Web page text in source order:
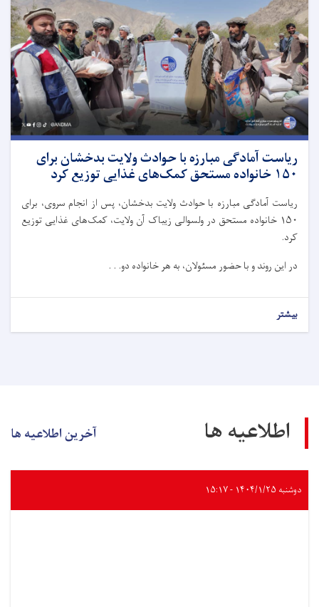
ریاست آمادگی مبارزه با حوادث ولایت بدخشان برای
۱۵۰ خانواده مستحق کمک‌های غذایی توزیع کرد
ریاست آمادگی مبارزه با حوادث ولایت بدخشان، پس از انجام سروی، برای
۱۵۰ خانواده مستحق در ولسوالی زیباک آن ولایت، کمک‌های غذایی توزیع
کرد.
در این روند و با حضور مسئولان، به هر خانواده دو. . .
بیشتر
اطلاعیه ها آخرین اطلاعیه ها
دوشنبه ۱۴۰۴/۱/۲۵ - ۱۵:۱۷